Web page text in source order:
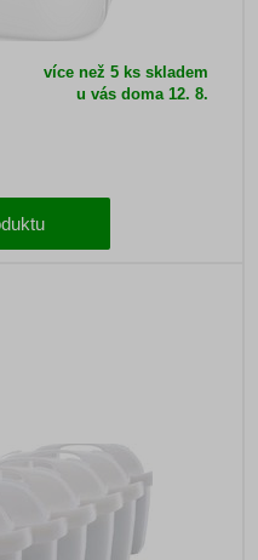
více než 5 ks skladem
u vás doma12. 8.